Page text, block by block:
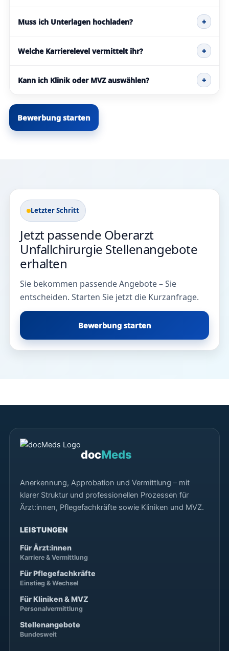
Muss ich Unterlagen hochladen? +
Welche Karrierelevel vermittelt ihr? +
Kann ich Klinik oder MVZ auswählen? +
Bewerbung starten
Letzter Schritt
Jetzt passende Oberarzt
Unfallchirurgie Stellenangebote
erhalten
Sie bekommen passende Angebote – Sie
entscheiden. Starten Sie jetzt die Kurzanfrage.
Bewerbung starten
docMeds
Anerkennung, Approbation und Vermittlung – mit
klarer Struktur und professionellen Prozessen für
Ärzt:innen, Pflegefachkräfte sowie Kliniken und MVZ.
LEISTUNGEN
Für Ärzt:innen
Karriere & Vermittlung
Für Pflegefachkräfte
Einstieg & Wechsel
Für Kliniken & MVZ
Personalvermittlung
Stellenangebote
Bundesweit